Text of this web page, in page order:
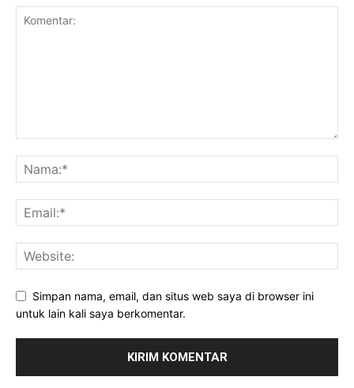
Simpan nama, email, dan situs web saya di browser ini
untuk lain kali saya berkomentar.